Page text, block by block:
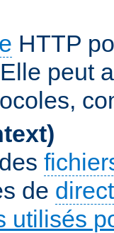
HTTP
peut
de
utilisés